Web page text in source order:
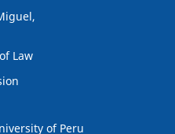
Law
of Peru